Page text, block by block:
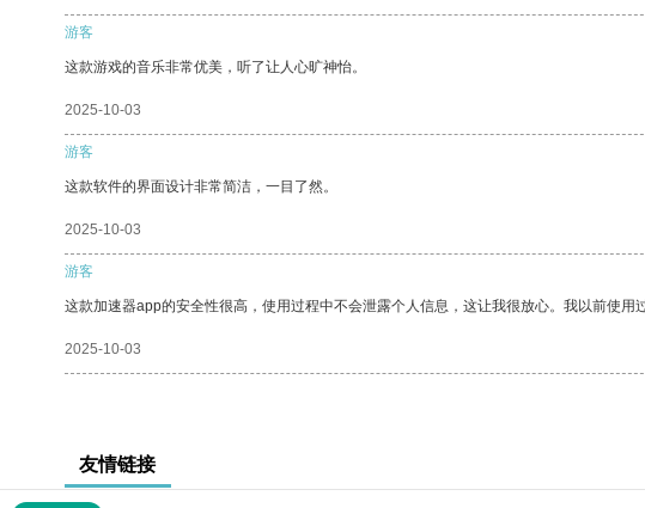
游客
这款游戏的音乐非常优美，听了让人心旷神怡。
2025-10-03
游客
这款软件的界面设计非常简洁，一目了然。
2025-10-03
游客
这款加速器app的安全性很高，使用过程中不会泄露个人信息，这让我很放心。我以前使
2025-10-03
友情链接